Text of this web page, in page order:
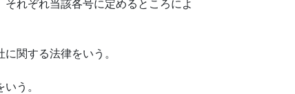
関する法律をいう。
う。